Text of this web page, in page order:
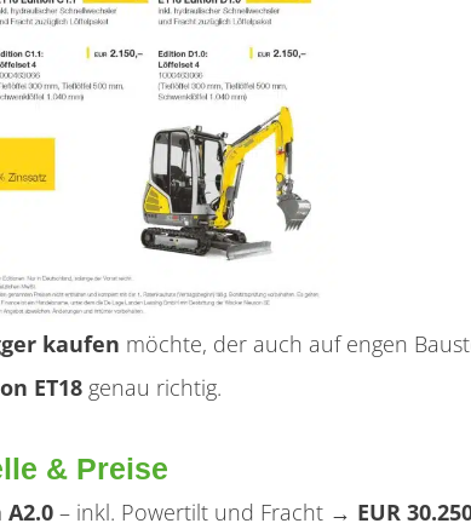
kaufen möchte, der auch auf engen
ET18 genau richtig.
& Preise
A2.0 – inkl. Powertilt und Fracht → EUR